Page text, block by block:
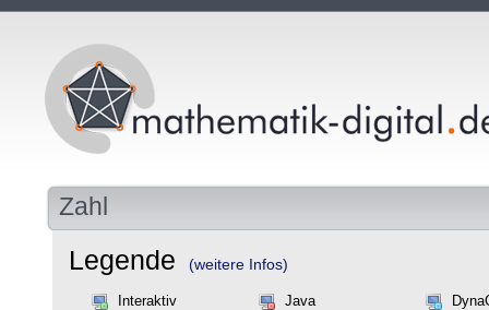
Zahl
Legende (weitere Infos)
Interaktiv Java